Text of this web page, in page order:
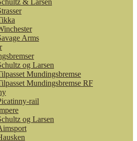
& Larsen
Arms
og Larsen
Mundingsbremse
Mundingsbremse RF
rail
og Larsen